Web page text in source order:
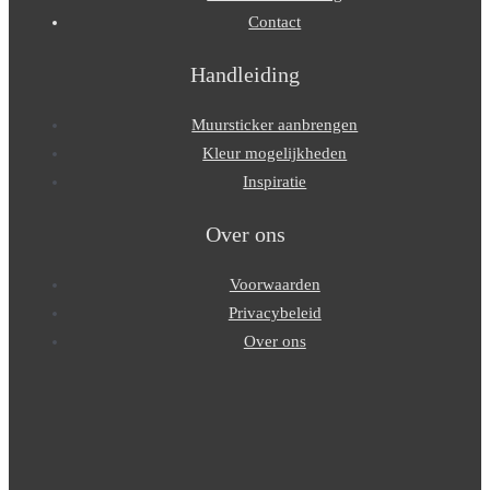
Contact
Handleiding
Muursticker aanbrengen
Kleur mogelijkheden
Inspiratie
Over ons
Voorwaarden
Privacybeleid
Over ons